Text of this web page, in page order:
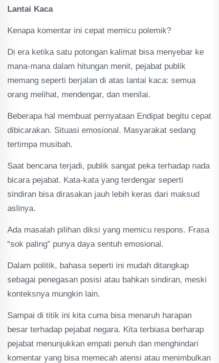
Lantai Kaca
Kenapa komentar ini cepat memicu polemik?
Di era ketika satu potongan kalimat bisa menyebar ke
mana-mana dalam hitungan menit, pejabat publik
memang seperti berjalan di atas lantai kaca: semua
orang melihat, mendengar, dan menilai.
Beberapa hal membuat pernyataan Endipat begitu cepat
dibicarakan. Situasi emosional. Masyarakat sedang
tertimpa musibah.
Saat bencana terjadi, publik sangat peka terhadap nada
bicara pejabat. Kata-kata yang terdengar seperti
sindiran bisa dirasakan jauh lebih keras dari maksud
aslinya.
Ada masalah pilihan diksi yang memicu respons. Frasa
“sok paling” punya daya sentuh emosional.
Dalam politik, bahasa seperti ini mudah ditangkap
sebagai penegasan posisi atau bahkan sindiran, meski
konteksnya mungkin lain.
Sampai di titik ini kita cuma bisa menaruh harapan
besar terhadap pejabat negara. Kita terbiasa berharap
pejabat menunjukkan empati penuh dan menghindari
komentar yang bisa memecah atensi atau menimbulkan